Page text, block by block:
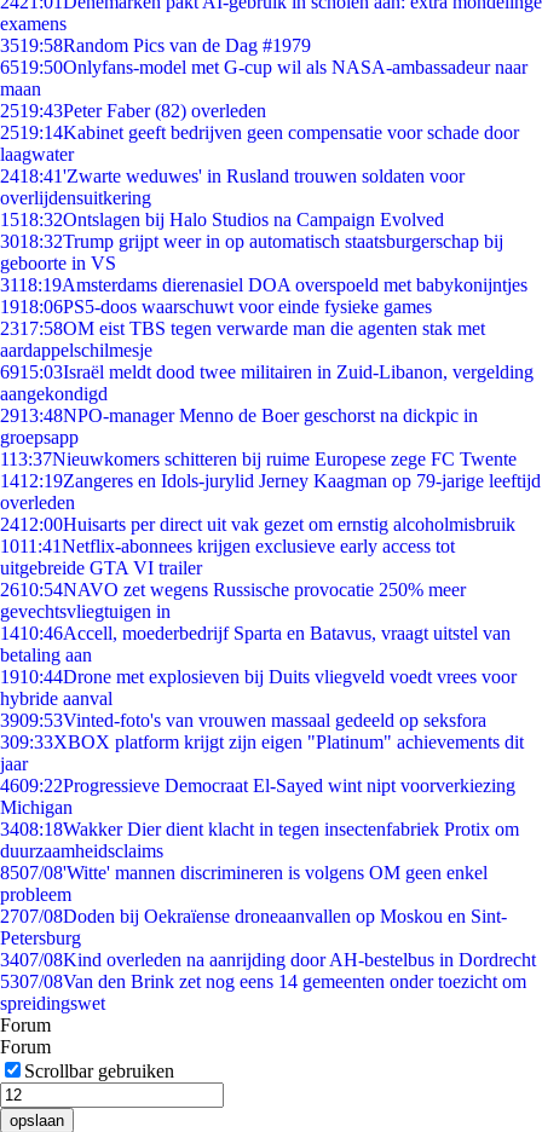
examens
3519:58Random Pics van de Dag #1979
6519:50Onlyfans-model met G-cup wil als NASA-ambassadeur naar
maan
2519:43Peter Faber (82) overleden
2519:14Kabinet geeft bedrijven geen compensatie voor schade door
laagwater
2418:41'Zwarte weduwes' in Rusland trouwen soldaten voor
overlijdensuitkering
1518:32Ontslagen bij Halo Studios na Campaign Evolved
3018:32Trump grijpt weer in op automatisch staatsburgerschap bij
geboorte in VS
3118:19Amsterdams dierenasiel DOA overspoeld met babykonijntjes
1918:06PS5-doos waarschuwt voor einde fysieke games
2317:58OM eist TBS tegen verwarde man die agenten stak met
aardappelschilmesje
6915:03Israël meldt dood twee militairen in Zuid-Libanon, vergelding
aangekondigd
2913:48NPO-manager Menno de Boer geschorst na dickpic in
groepsapp
113:37Nieuwkomers schitteren bij ruime Europese zege FC Twente
1412:19Zangeres en Idols-jurylid Jerney Kaagman op 79-jarige leeftijd
overleden
2412:00Huisarts per direct uit vak gezet om ernstig alcoholmisbruik
1011:41Netflix-abonnees krijgen exclusieve early access tot
uitgebreide GTA VI trailer
2610:54NAVO zet wegens Russische provocatie 250% meer
gevechtsvliegtuigen in
1410:46Accell, moederbedrijf Sparta en Batavus, vraagt uitstel van
betaling aan
1910:44Drone met explosieven bij Duits vliegveld voedt vrees voor
hybride aanval
3909:53Vinted-foto's van vrouwen massaal gedeeld op seksfora
309:33XBOX platform krijgt zijn eigen "Platinum" achievements dit
jaar
4609:22Progressieve Democraat El-Sayed wint nipt voorverkiezing
Michigan
3408:18Wakker Dier dient klacht in tegen insectenfabriek Protix om
duurzaamheidsclaims
8507/08'Witte' mannen discrimineren is volgens OM geen enkel
probleem
2707/08Doden bij Oekraïense droneaanvallen op Moskou en Sint-
Petersburg
3407/08Kind overleden na aanrijding door AH-bestelbus in Dordrecht
5307/08Van den Brink zet nog eens 14 gemeenten onder toezicht om
spreidingswet
Forum
Forum
Scrollbar gebruiken
opslaan